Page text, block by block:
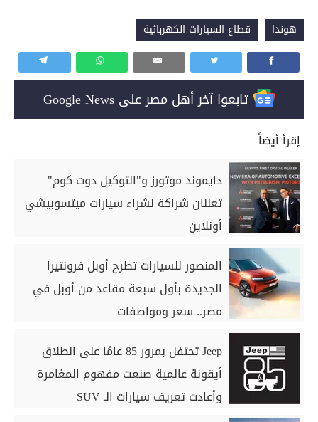
هوندا قطاع السيارات الكهربائية
تابعوا آخر أهل مصر على Google News
إقرأ أيضاً
دايموند موتورز و"التوكيل دوت كوم"
تعلنان شراكة لشراء سيارات ميتسوبيشي
أونلاين
المنصور للسيارات تطرح أوبل فرونتيرا
الجديدة بأول سبعة مقاعد من أوبل في
مصر.. سعر ومواصفات
Jeep تحتفل بمرور 85 عامًا على انطلاق
أيقونة عالمية صنعت مفهوم المغامرة
وأعادت تعريف سيارات الـ SUV